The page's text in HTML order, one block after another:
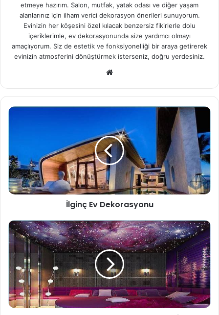
etmeye hazırım. Salon, mutfak, yatak odası ve diğer yaşam
alanlarınız için ilham verici dekorasyon önerileri sunuyorum.
Evinizin her köşesini özel kılacak benzersiz fikirlerle dolu
içeriklerimle, ev dekorasyonunda size yardımcı olmayı
amaçlıyorum. Siz de estetik ve fonksiyonelliği bir araya getirerek
evinizin atmosferini dönüştürmek isterseniz, doğru yerdesiniz.
sit
esi
İlginç Ev Dekorasyonu